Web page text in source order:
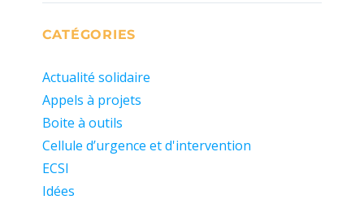
CATÉGORIES
Actualité solidaire
Appels à projets
Boite à outils
Cellule d’urgence et d'intervention
ECSI
Idées